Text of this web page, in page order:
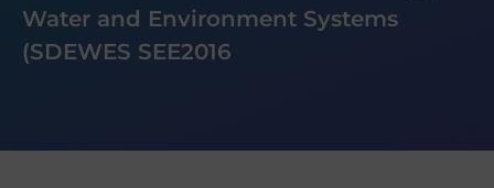
Water and Environment Systems
(SDEWES SEE2016